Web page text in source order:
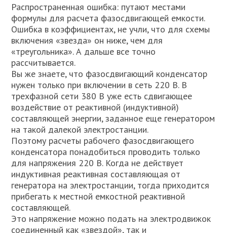
Распространенная ошибка: путают местами
формулы для расчета фазосдвигающей емкости.
Ошибка в коэффициентах, не учли, что для схемы
включения «звезда» он ниже, чем для
«треугольника». А дальше все точно
рассчитывается.
Вы же знаете, что фазосдвигающий конденсатор
нужен только при включении в сеть 220 В. В
трехфазной сети 380 В уже есть сдвигающее
воздействие от реактивной (индуктивной)
составляющей энергии, заданное еще генератором
на такой далекой электростанции.
Поэтому расчеты рабочего фазосдвигающего
конденсатора понадобиться проводить только
для напряжения 220 В. Когда не действует
индуктивная реактивная составляющая от
генератора на электростанции, тогда приходится
прибегать к местной емкостной реактивной
составляющей.
Это напряжение можно подать на электродвижок
соединенный как «звездой», так и